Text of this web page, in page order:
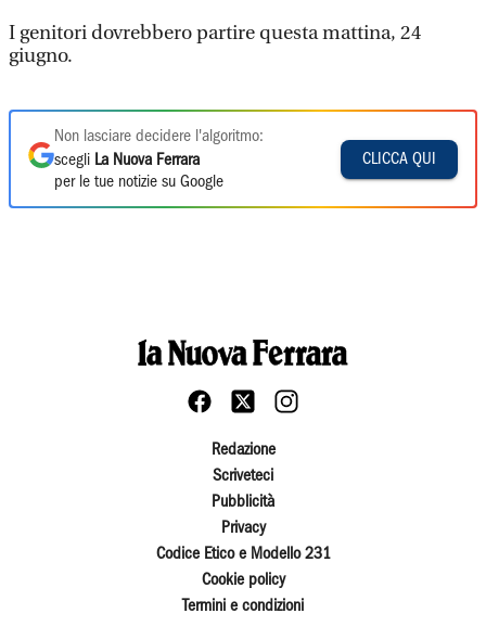
I genitori dovrebbero partire questa mattina, 24
giugno.
Non lasciare decidere l'algoritmo:
scegli La Nuova Ferrara
per le tue notizie su Google
CLICCA QUI
Redazione
Scriveteci
Pubblicità
Privacy
Codice Etico e Modello 231
Cookie policy
Termini e condizioni